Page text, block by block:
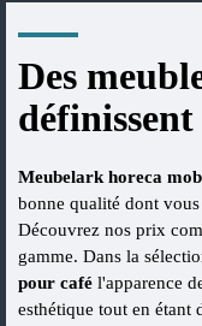
Des
Meubelark horeca
bonne qualité dont
Découvrez nos prix
gamme. Dans la
pour café l'apparence
esthétique tout en étant